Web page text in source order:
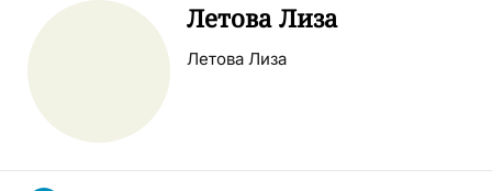
Летова Лиза
Летова Лиза